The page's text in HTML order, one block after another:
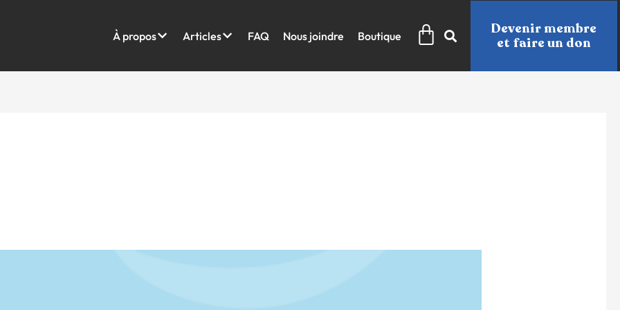
À propos Articles FAQ Nous joindre Boutique Panier
Devenir membre
et faire un don